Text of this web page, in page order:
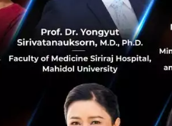
ชาวปารีสร้อยละ 90
ประกอบการ แต่เป็
บนท้องถนน...
เมษายน 3, 2023| By
News Sustainable